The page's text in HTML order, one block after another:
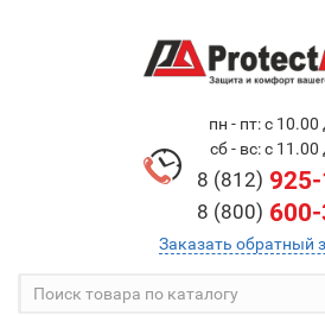
пн - пт: с 10.00
сб - вс: с 11.00
8 (812)
8 (800)
Заказать обратный